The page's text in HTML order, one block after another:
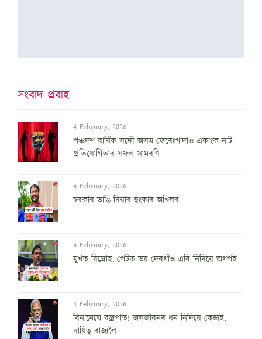
সংবাদ প্ৰবাহ
4 February, 2026
পঞ্চদশ বার্ষিক সদৌ অসম ফেৰেংগাদাও একাংক নাট
প্রতিযোগিতাৰ সফল সামৰণি
4 February, 2026
চৰকাৰ ভাঙি দিয়াৰ হুংকাৰ অখিলৰ
4 February, 2026
মুখত বিদ্ৰোহ, পেটত ভয় দেৰগাঁও এৰি নিদিয়ে অগপই
4 February, 2026
বিনামেঘে বজ্ৰপাত! জলজীৱনৰ ধন নিদিয়ে কেন্দ্ৰই,
দায়িত্ব ৰাজ্যলৈ